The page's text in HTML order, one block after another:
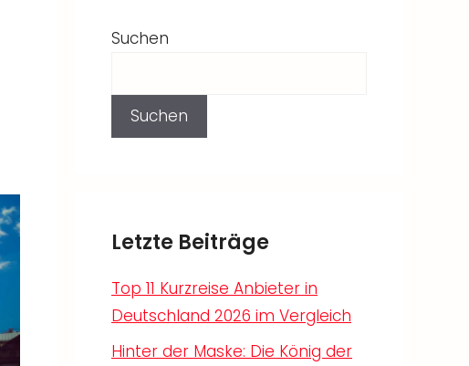
Suchen
Suchen
Letzte Beiträge
Top 11 Kurzreise Anbieter in
Deutschland 2026 im Vergleich
Hinter der Maske: Die König der